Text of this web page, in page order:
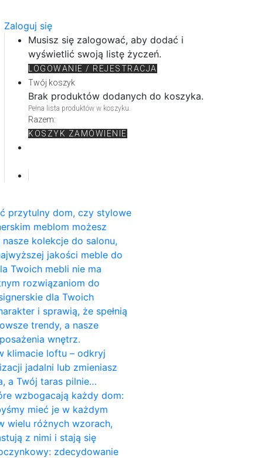
Zaloguj się
Musisz się zalogować, aby dodać i
wyświetlić swoją listę życzeń.
LOGOWANIE / REJESTRACJA
Twój koszyk
Brak produktów dodanych do koszyka.
Pełna lista produktów w koszyku.
Razem:
KOSZYK ZAMÓWIENIE
przytulny dom, czy stylowe
meblom możesz
kolekcje do salonu,
jakości meble do
Twoich mebli nie ma
rozwiązaniom do
dla Twoich
i sprawią, że spełnią
trendy, a nasze
wnętrz.
klimacie loftu – odkryj
jadalni lub zmieniasz
a Twój taras pilnie…
wzbogacają każdy dom:
mieć je w każdym
wielu różnych wzorach,
z nimi i stają się
zdecydowanie